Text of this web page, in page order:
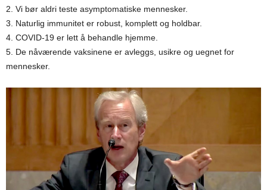
2. Vi bør aldri teste asymptomatiske mennesker.
3. Naturlig immunitet er robust, komplett og holdbar.
4. COVID-19 er lett å behandle hjemme.
5. De nåværende vaksinene er avleggs, usikre og uegnet for
mennesker.